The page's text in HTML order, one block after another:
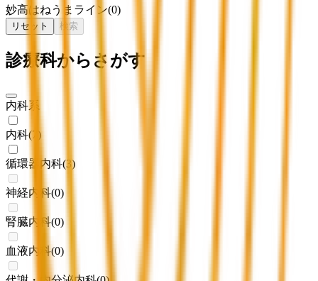
妙高はねうまライン(0)
リセット 検索
診療科からさがす
内科系
内科(7 )
循環器内科(3)
神経内科(0)
腎臓内科(0)
血液内科(0)